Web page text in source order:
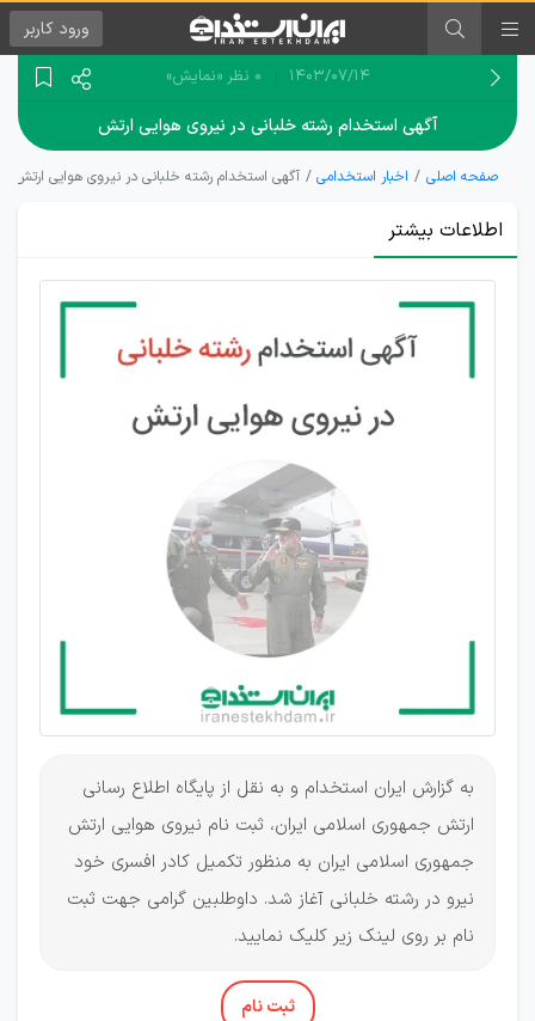
ورود کاربر
۱۴۰۳/۰۷/۱۴ 0 نظر «نمایش»
آگهی استخدام رشته خلبانی در نیروی هوایی ارتش
صفحه اصلی اخبار استخدامی آگهی استخدام رشته خلبانی در نیروی هوایی ارتش
اطلاعات بیشتر
نیروی
هوایی
ارتش
به گزارش ایران استخدام و به نقل از پایگاه اطلاع رسانی
ارتش جمهوری اسلامی ایران، ثبت نام نیروی هوایی ارتش
جمهوری اسلامی ايران به منظور تكميل كادر افسری خود
نیرو در رشته خلبانی آغاز شد. داوطلبین گرامی جهت ثبت
نام بر روی لینک زیر کلیک نمایید.
ثبت نام